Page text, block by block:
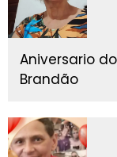
Aniversario
Brandão